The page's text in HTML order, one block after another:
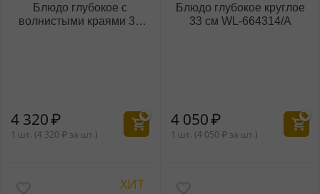
Блюдо глубокое с
волнистыми краями 30
4 320₽
1 шт. (4 320 ₽ за шт.)
Блюдо глубокое круглое
33 см WL‑664314/A
4 050₽
1 шт. (4 050 ₽ за шт.)
ХИТ